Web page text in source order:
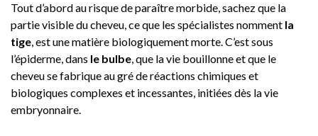
Tout d’abord au risque de paraître morbide, sachez que la
partie visible du cheveu, ce que les spécialistes nomment la
tige, est une matière biologiquement morte. C’est sous
l’épiderme, dans le bulbe, que la vie bouillonne et que le
cheveu se fabrique au gré de réactions chimiques et
biologiques complexes et incessantes, initiées dès la vie
embryonnaire.